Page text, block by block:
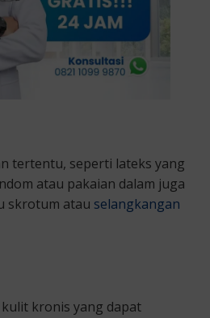
tertentu, seperti lateks yang
atau pakaian dalam juga
skrotum atau selangkangan
kronis yang dapat